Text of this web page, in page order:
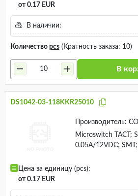
от 0.17 EUR
В наличии:
Количество pcs(Кратность заказа: 10)
В
DS1042-03-118KKR25010
Производитель:
Microswitch TACT;
0.05A/12VDC;
Цена за единицу (pcs):
от 0.17 EUR